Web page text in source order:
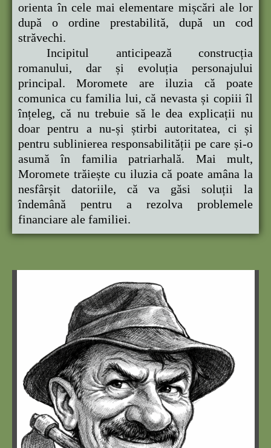
orienta în cele mai elementare mișcări ale lor
după o ordine prestabilită, după un cod
străvechi.
Incipitul anticipează construcția
romanului, dar și evoluția personajului
principal. Moromete are iluzia că poate
comunica cu familia lui, că nevasta și copiii îl
înțeleg, că nu trebuie să le dea explicații nu
doar pentru a nu-și știrbi autoritatea, ci și
pentru sublinierea responsabilității pe care și-o
asumă în familia patriarhală. Mai mult,
Moromete trăiește cu iluzia că poate amâna la
nesfârșit datoriile, că va găsi soluții la
îndemână pentru a rezolva problemele
financiare ale familiei.